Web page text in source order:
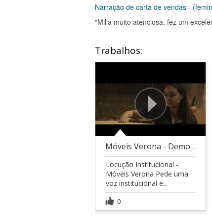
Narração de carta de vendas -
"Milla muito atenciosa, fez um
Trabalhos:
Móveis Verona - Demonstrativo
Locução Institucional -
Móveis Verona Pede uma
voz institucional e...
0